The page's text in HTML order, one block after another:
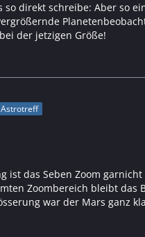
so direkt schreibe: Aber so
der jetzigen Größe!
ist das Seben Zoom garnicht
Zoombereich bleibt das
war der Mars ganz